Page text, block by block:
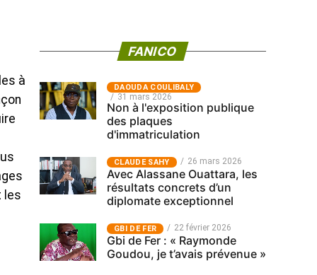
à
les
FANICO
‎DAOUDA COULIBALY
31 mars 2026
Non à l'exposition publique
des plaques
d'immatriculation
CLAUDE SAHY 26 mars 2026
Avec Alassane Ouattara, les
résultats concrets d’un
diplomate exceptionnel
GBI DE FER 22 février 2026
Gbi de Fer : « Raymonde
Goudou, je t’avais prévenue »